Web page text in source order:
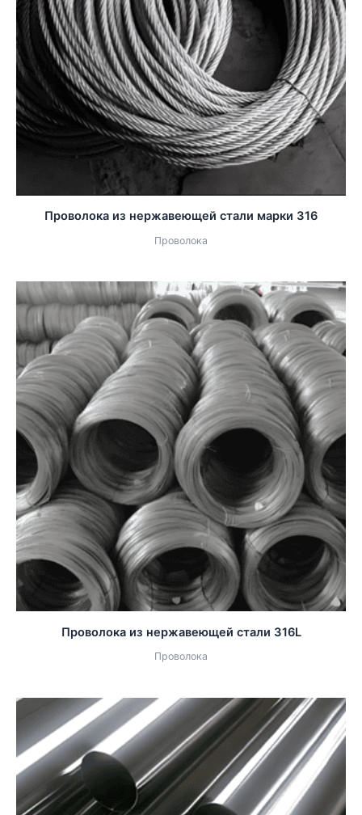
Проволока из нержавеющей стали марки 316
Проволока
Проволока из нержавеющей стали 316L
Проволока